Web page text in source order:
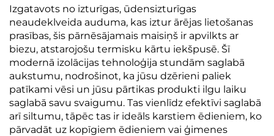
Izgatavots no izturīgas, ūdensizturīgas
neaudeklveida auduma, kas iztur ārējas lietošanas
prasības, šis pārnēsājamais maisiņš ir apvilkts ar
biezu, atstarojošu termisku kārtu iekšpusē. Šī
modernā izolācijas tehnoloģija stundām saglabā
aukstumu, nodrošinot, ka jūsu dzērieni paliek
patīkami vēsi un jūsu pārtikas produkti ilgu laiku
saglabā savu svaigumu. Tas vienlīdz efektīvi saglabā
arī siltumu, tāpēc tas ir ideāls karstiem ēdieniem, ko
pārvadāt uz kopīgiem ēdieniem vai ģimenes